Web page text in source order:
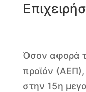
Όσον αφορά
προϊόν
στην 15η